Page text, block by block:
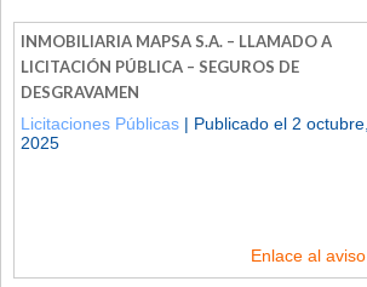
INMOBILIARIA MAPSA S.A. – LLAMADO A
LICITACIÓN PÚBLICA – SEGUROS DE
DESGRAVAMEN
Licitaciones Públicas | Publicado el 2 octubre,
2025
Enlace al aviso